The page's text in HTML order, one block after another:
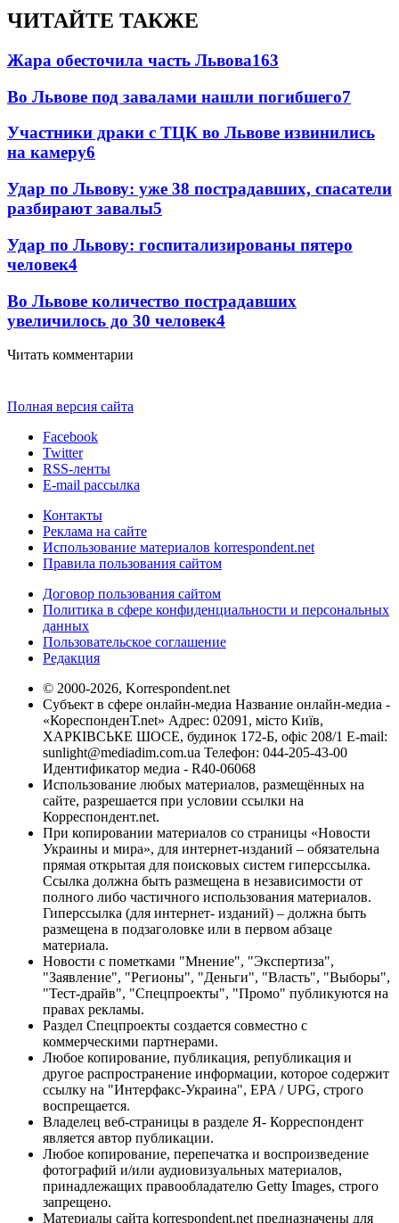
ЧИТАЙТЕ ТАКЖЕ
Жара обесточила часть Львова163
Во Львове под завалами нашли погибшего7
Участники драки с ТЦК во Львове извинились
на камеру6
Удар по Львову: уже 38 пострадавших, спасатели
разбирают завалы5
Удар по Львову: госпитализированы пятеро
человек4
Во Львове количество пострадавших
увеличилось до 30 человек4
Читать комментарии
Полная версия сайта
Facebook
Twitter
RSS-ленты
E-mail рассылка
Контакты
Реклама на сайте
Использование материалов korrespondent.net
Правила пользования сайтом
Договор пользования сайтом
Политика в сфере конфиденциальности и персональных
данных
Пользовательское соглашение
Редакция
© 2000-2026, Korrespondent.net
Субъект в сфере онлайн-медиа Название онлайн-медиа -
«КореспонденТ.net» Адрес: 02091, місто Київ,
ХАРКІВСЬКЕ ШОСЕ, будинок 172-Б, офіс 208/1 E-mail:
sunlight@mediadim.com.ua Телефон: 044-205-43-00
Идентификатор медиа - R40-06068
Использование любых материалов, размещённых на
сайте, разрешается при условии ссылки на
Корреспондент.net.
При копировании материалов со страницы «Новости
Украины и мира», для интернет-изданий – обязательна
прямая открытая для поисковых систем гиперссылка.
Ссылка должна быть размещена в независимости от
полного либо частичного использования материалов.
Гиперссылка (для интернет- изданий) – должна быть
размещена в подзаголовке или в первом абзаце
материала.
Новости с пометками "Мнение", "Экспертиза",
"Заявление", "Регионы", "Деньги", "Власть", "Выборы",
"Тест-драйв", "Спецпроекты", "Промо" публикуются на
правах рекламы.
Раздел Спецпроекты создается совместно с
коммерческими партнерами.
Любое копирование, публикация, републикация и
другое распространение информации, которое содержит
ссылку на "Интерфакс-Украина", EPA / UPG, строго
воспрещается.
Владелец веб-страницы в разделе Я- Корреспондент
является автор публикации.
Любое копирование, перепечатка и воспроизведение
фотографий и/или аудиовизуальных материалов,
принадлежащих правообладателю Getty Images, строго
запрещено.
Материалы сайта korrespondent.net предназначены для